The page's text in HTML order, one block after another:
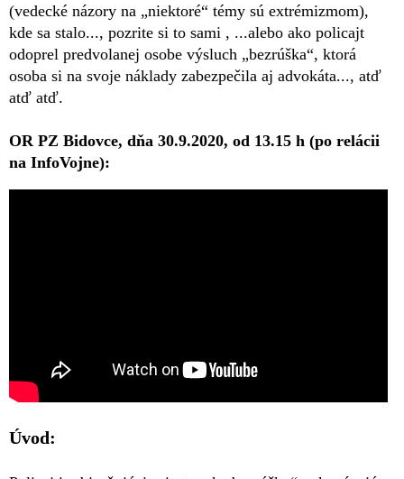
(vedecké názory na „niektoré“ témy sú extrémizmom),
kde sa stalo..., pozrite si to sami , ...alebo ako policajt
odoprel predvolanej osobe výsluch „bezrúška“, ktorá
osoba si na svoje náklady zabezpečila aj advokáta..., atď
atď atď.
OR PZ Bidovce, dňa 30.9.2020, od 13.15 h (po relácii
na InfoVojne):
Úvod: